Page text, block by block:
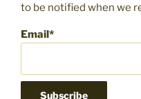
to be notified when we
Email*